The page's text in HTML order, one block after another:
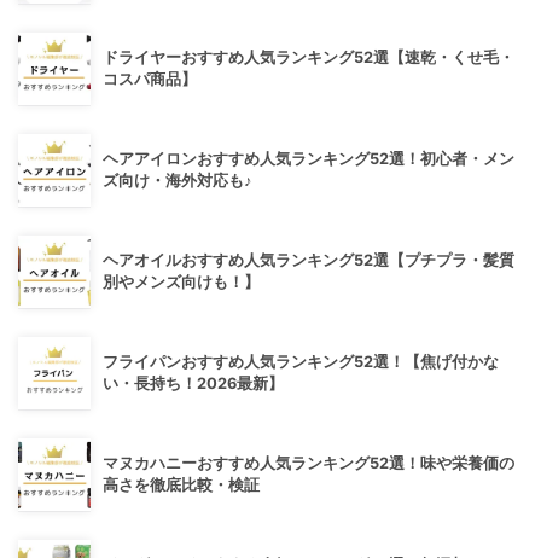
ドライヤーおすすめ人気ランキング52選【速乾・くせ毛・
コスパ商品】
ヘアアイロンおすすめ人気ランキング52選！初心者・メン
ズ向け・海外対応も♪
ヘアオイルおすすめ人気ランキング52選【プチプラ・髪質
別やメンズ向けも！】
フライパンおすすめ人気ランキング52選！【焦げ付かな
い・長持ち！2026最新】
マヌカハニーおすすめ人気ランキング52選！味や栄養価の
高さを徹底比較・検証